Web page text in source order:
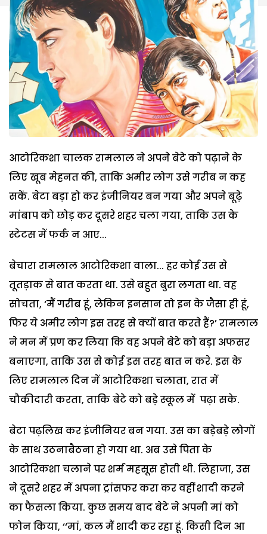
आटोरिकशा चालक रामलाल ने अपने बेटे को पढ़ाने के
लिए खूब मेहनत की, ताकि अमीर लोग उसे गरीब न कह
सकें. बेटा बड़ा हो कर इंजीनियर बन गया और अपने बूढ़े
मांबाप को छोड़ कर दूसरे शहर चला गया, ताकि उस के
स्टेटस में फर्क न आए...
बेचारा रामलाल आटोरिकशा वाला... हर कोई उस से
तूतड़ाक से बात करता था. उसे बहुत बुरा लगता था. वह
सोचता, ‘मैं गरीब हूं, लेकिन इनसान तो इन के जैसा ही हूं,
फिर ये अमीर लोग इस तरह से क्यों बात करते हैं?’ रामलाल
ने मन में प्रण कर लिया कि वह अपने बेटे को बड़ा अफसर
बनाएगा, ताकि उस से कोई इस तरह बात न करे. इस के
लिए रामलाल दिन में आटोरिकशा चलाता, रात में
चौकीदारी करता, ताकि बेटे को बड़े स्कूल में पढ़ा सके.
बेटा पढ़लिख कर इंजीनियर बन गया. उस का बड़ेबड़े लोगों
के साथ उठनाबैठना हो गया था. अब उसे पिता के
आटोरिकशा चलाने पर शर्म महसूस होती थी. लिहाजा, उस
ने दूसरे शहर में अपना ट्रांसफर करा कर वहीं शादी करने
का फैसला किया. कुछ समय बाद बेटे ने अपनी मां को
फोन किया, ‘‘मां, कल मैं शादी कर रहा हूं. किसी दिन आ